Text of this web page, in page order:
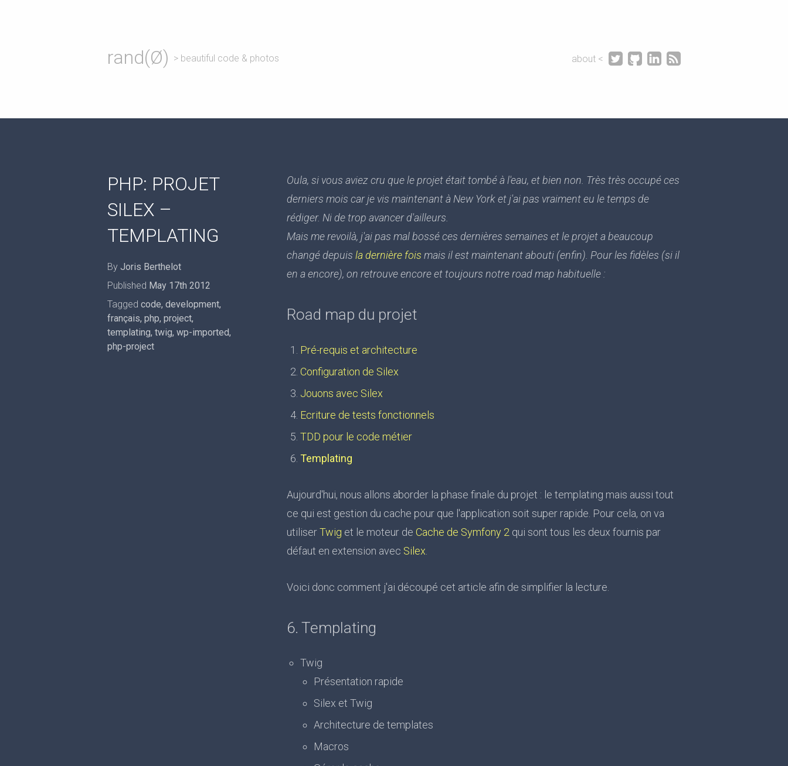
rand(Ø) > beautiful code & photos about <    
PHP: PROJET
SILEX –
TEMPLATING
By Joris Berthelot
Published May 17th 2012
Tagged code, development,
français, php, project,
templating, twig, wp-imported,
php-project
Oula, si vous aviez cru que le projet était tombé à l'eau, et bien non. Très très occupé ces
derniers mois car je vis maintenant à New York et j'ai pas vraiment eu le temps de
rédiger. Ni de trop avancer d'ailleurs.
Mais me revoilà, j'ai pas mal bossé ces dernières semaines et le projet a beaucoup
changé depuisla dernière fois mais il est maintenant abouti (enfin). Pour les fidèles (si il
en a encore), on retrouve encore et toujours notre road map habituelle :
Road map du projet
Pré-requis et architecture
Configuration de Silex
Jouons avec Silex
Ecriture de tests fonctionnels
TDD pour le code métier
Templating
Aujourd'hui, nous allons aborder la phase finale du projet : le templating mais aussi tout
ce qui est gestion du cache pour que l'application soit super rapide. Pour cela, on va
utiliserTwig et le moteur de Cache de Symfony 2 qui sont tous les deux fournis par
défaut en extension avec Silex
Voici donc comment j'ai découpé cet article afin de simplifier la lecture.
6. Templating
Twig
Présentation rapide
Silex et Twig
Architecture de templates
Macros